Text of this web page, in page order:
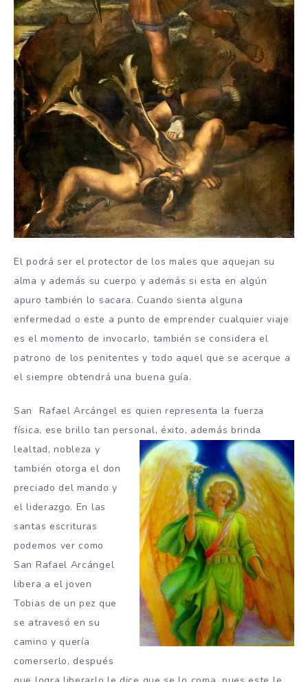
El podrá ser el protector de los males que aquejan su
alma y además su cuerpo y además si esta en algún
apuro también lo sacara. Cuando sienta alguna
enfermedad o este a punto de emprender cualquier viaje
es el momento de invocarlo, también se considera el
patrono de los penitentes y todo aquel que se acerque a
el siempre obtendrá una buena guía.
San Rafael Arcángel es quien representa la fuerza
física, ese brillo tan personal, éxito, además brinda
lealtad, nobleza y
también otorga el don
preciado del mando y
el liderazgo. En las
santas escrituras
podemos ver como
San Rafael Arcángel
libera a el joven
Tobias de un pez que
se atravesó en su
camino y quería
comerserlo, después